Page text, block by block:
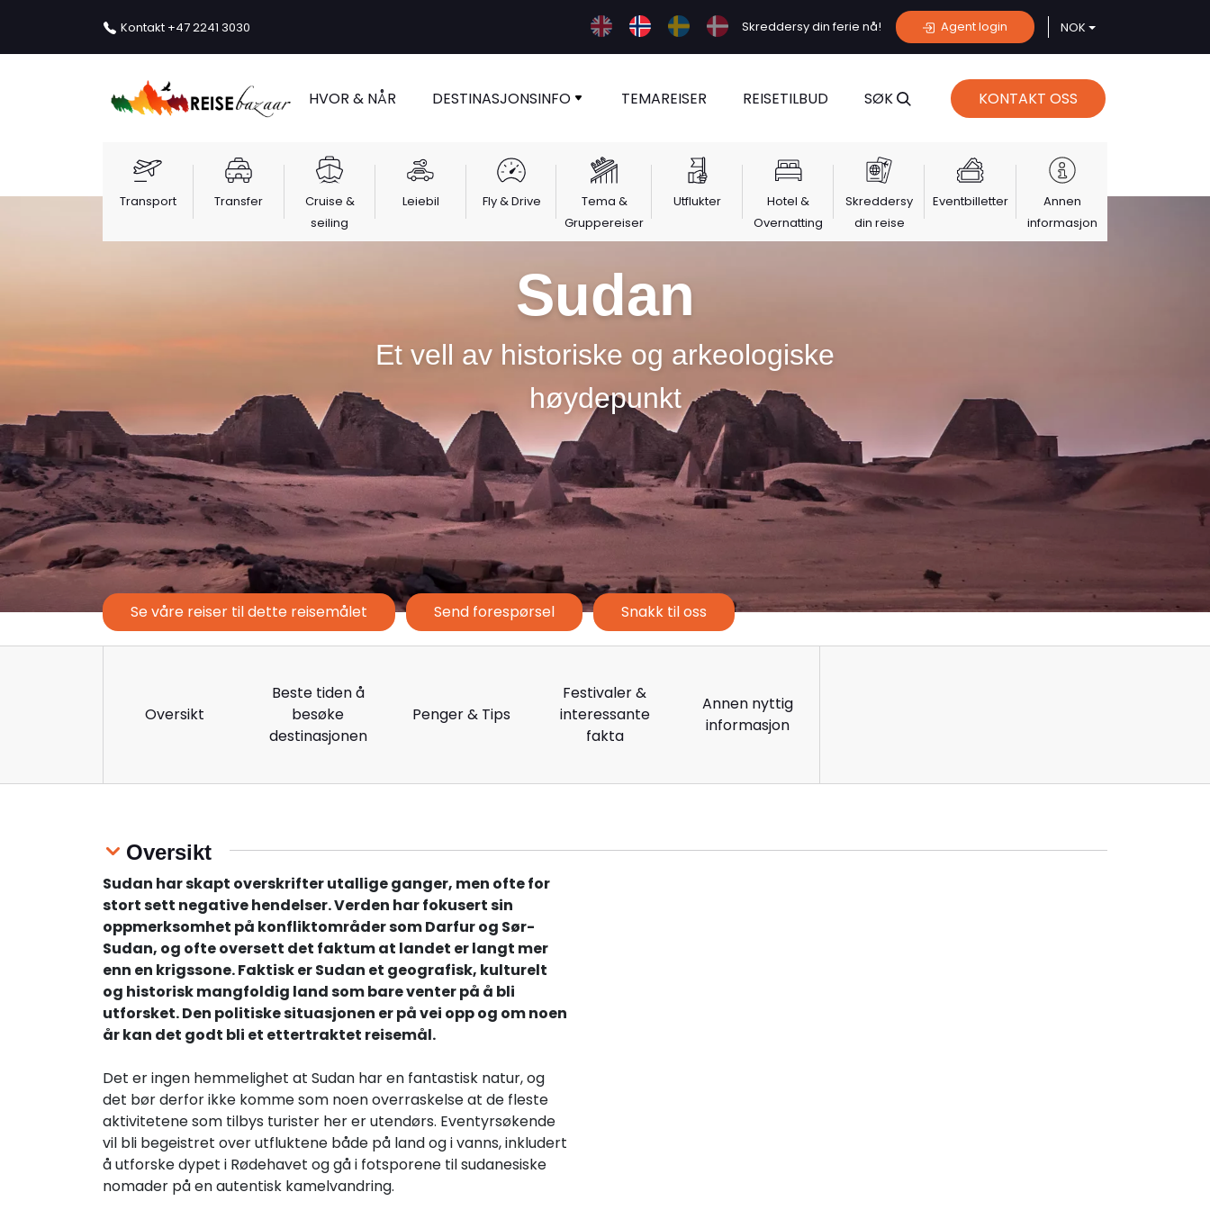
Kontakt +47 2241 3030 Skreddersy din ferie nå! Agent login NOK
HVOR & NÅR DESTINASJONSINFO TEMAREISER REISETILBUD SØK KONTAKT OSS
Transport Transfer
Cruise &
seiling
Leiebil Fly & Drive
Tema &
Gruppereiser
Utflukter
Hotel &
Overnatting
Skreddersy
din reise
Eventbilletter
Annen
informasjon
Sudan
Et vell av historiske og arkeologiske
høydepunkt
Se våre reiser til dette reisemålet Send forespørsel Snakk til oss
Oversikt
Beste tiden å
besøke
destinasjonen
Penger & Tips
Festivaler &
interessante
fakta
Annen nyttig
informasjon
Oversikt
Sudan har skapt overskrifter utallige ganger, men ofte for
stort sett negative hendelser. Verden har fokusert sin
oppmerksomhet på konfliktområder som Darfur og Sør-
Sudan, og ofte oversett det faktum at landet er langt mer
enn en krigssone. Faktisk er Sudan et geografisk, kulturelt
og historisk mangfoldig land som bare venter på å bli
utforsket. Den politiske situasjonen er på vei opp og om noen
år kan det godt bli et ettertraktet reisemål.
Det er ingen hemmelighet at Sudan har en fantastisk natur, og
det bør derfor ikke komme som noen overraskelse at de fleste
aktivitetene som tilbys turister her er utendørs. Eventyrsøkende
vil bli begeistret over utfluktene både på land og i vanns, inkludert
å utforske dypet i Rødehavet og gå i fotsporene til sudanesiske
nomader på en autentisk kamelvandring.